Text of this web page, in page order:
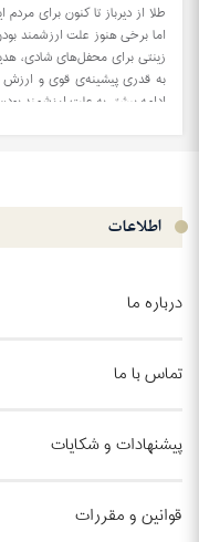
طلا از دیرباز تا کنون برای
اما برخی هنوز علت ارزشمند
زینتی برای محفل‌های شادی،
به قدری پیشینه‌ی قوی و
ادامه بیشتر به علت ارزشمند
اطلاعات
درباره ما
تماس با ما
پیشنهادات و شکایات
قوانین و مقررات